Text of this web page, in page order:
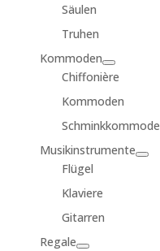
Säulen
Truhen
Kommoden
Chiffonière
Kommoden
Schminkkommode
Musikinstrumente
Flügel
Klaviere
Gitarren
Regale